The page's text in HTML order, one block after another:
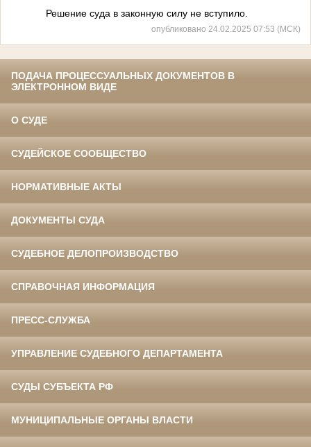
Решение суда в законную силу не вступило.
опубликовано 24.02.2025 07:53 (МСК)
ПОДАЧА ПРОЦЕССУАЛЬНЫХ ДОКУМЕНТОВ В
ЭЛЕКТРОННОМ ВИДЕ
О СУДЕ
СУДЕЙСКОЕ СООБЩЕСТВО
НОРМАТИВНЫЕ АКТЫ
ДОКУМЕНТЫ СУДА
СУДЕБНОЕ ДЕЛОПРОИЗВОДСТВО
СПРАВОЧНАЯ ИНФОРМАЦИЯ
ПРЕСС-СЛУЖБА
УПРАВЛЕНИЕ СУДЕБНОГО ДЕПАРТАМЕНТА
СУДЫ СУБЪЕКТА РФ
МУНИЦИПАЛЬНЫЕ ОРГАНЫ ВЛАСТИ